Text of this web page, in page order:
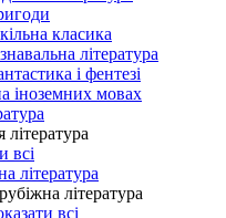
класика
література
і фентезі
іноземних мовах
всі
література
література
всі